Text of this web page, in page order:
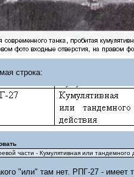
строка:
части - Кумулятивная или тандемного
"или" там нет. РПГ-27 -